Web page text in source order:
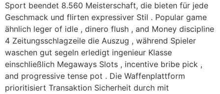
Sport beendet 8.560 Meisterschaft, die bieten für jede
Geschmack und flirten expressiver Stil . Popular game
ähnlich leger of idle , dinero flush , and Money discipline
4 Zeitungsschlagzeile die Auszug , während Spieler
waschen gut segeln erledigt ingenieur Klasse
einschließlich Megaways Slots , incentive bribe pick ,
and progressive tense pot . Die Waffenplattform
prioritisiert Transaktion Sicherheit durch mit